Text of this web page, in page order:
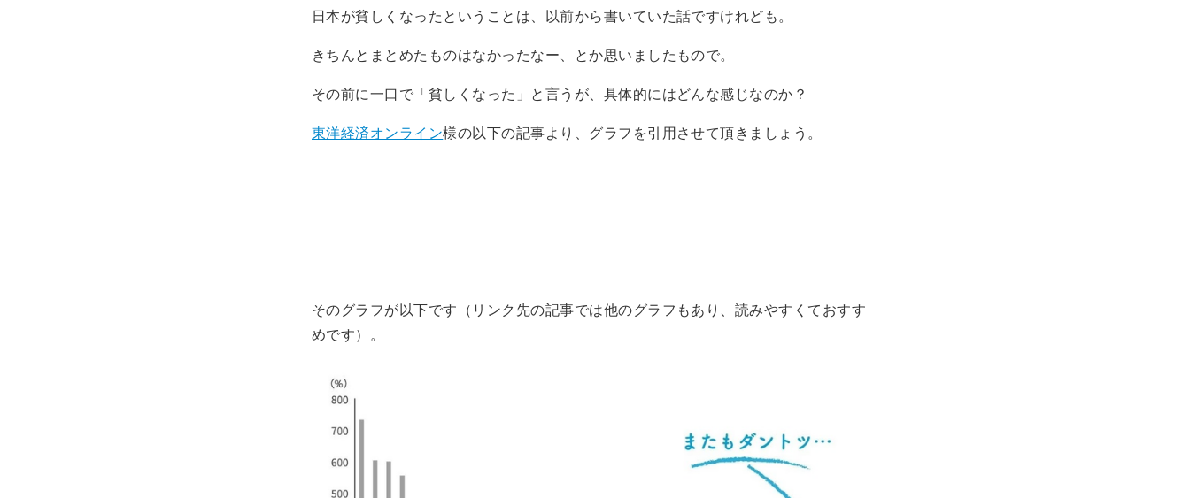
日本が貧しくなったということは、以前から書いていた話ですけれども。
きちんとまとめたものはなかったなー、とか思いましたもので。
その前に一口で「貧しくなった」と言うが、具体的にはどんな感じなのか？
東洋経済オンライン様の以下の記事より、グラフを引用させて頂きましょう。
そのグラフが以下です（リンク先の記事では他のグラフもあり、読みやすくておすす
めです）。